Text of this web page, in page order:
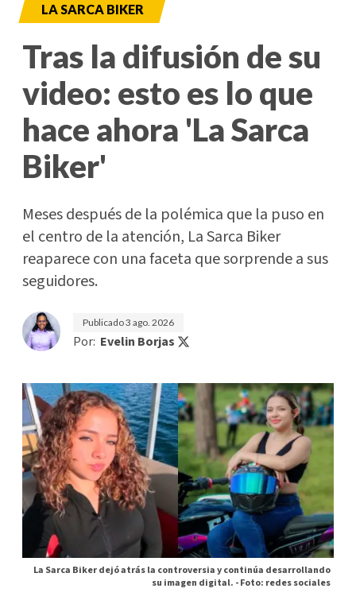
LA SARCA BIKER
Tras la difusión de su
video: esto es lo que
hace ahora 'La Sarca
Biker'
Meses después de la polémica que la puso en
el centro de la atención, La Sarca Biker
reaparece con una faceta que sorprende a sus
seguidores.
Publicado3 ago. 2026
Por: Evelin Borjas
La Sarca Biker dejó atrás la controversia y continúa desarrollando
su imagen digital. -Foto: redes sociales